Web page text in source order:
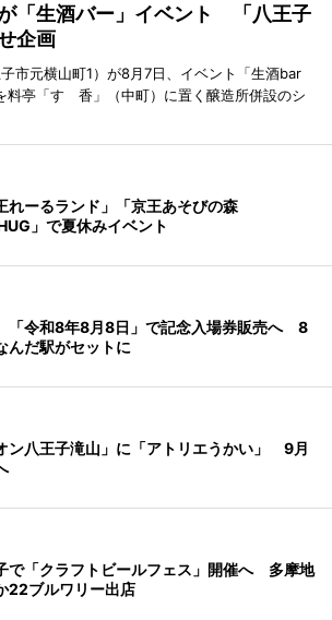
「生酒バー」イベント 「八王子
企画
市元横山町1）が8月7日、イベント「生酒bar
料亭「すゞ香」（中町）に置く醸造所併設のシ
れーるランド」「京王あそびの森
」で夏休みイベント
「令和8年8月8日」で記念入場券販売へ 8
んだ駅がセットに
ン八王子滝山」に「アトリエうかい」 9月
で「クラフトビールフェス」開催へ 多摩地
22ブルワリー出店